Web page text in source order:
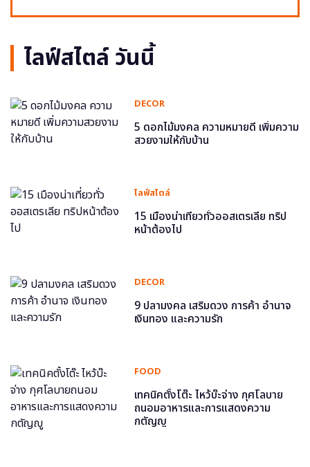
ไลฟ์สไตล์ วันนี้
DECOR
5 ดอกไม้มงคล ความหมายดี เพิ่มความ
สวยงามให้กับบ้าน
ไลฟ์สไตล์
15 เมืองน่าเที่ยวทั่วออสเตรเลีย ทริป
หน้าต้องไป
DECOR
9 ปลามงคล เสริมดวง การค้า อำนาจ
เงินทอง และความรัก
FOOD
เทคนิคตั้งโต๊ะ ไหว้บ๊ะจ่าง กุศโลบาย
ถนอมอาหารและการแสดงความ
กตัญญู